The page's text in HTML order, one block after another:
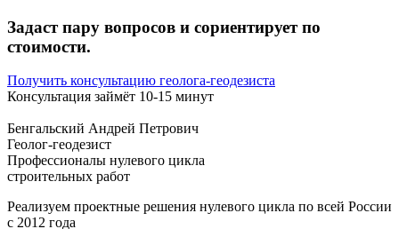
Задаст пару вопросов и сориентирует по
стоимости.
Получить консультацию геолога-геодезиста
Консультация займёт 10-15 минут
Бенгальский Андрей Петрович
Геолог-геодезист
Профессионалы нулевого цикла
строительных работ
Реализуем проектные решения нулевого цикла по всей России
с 2012 года